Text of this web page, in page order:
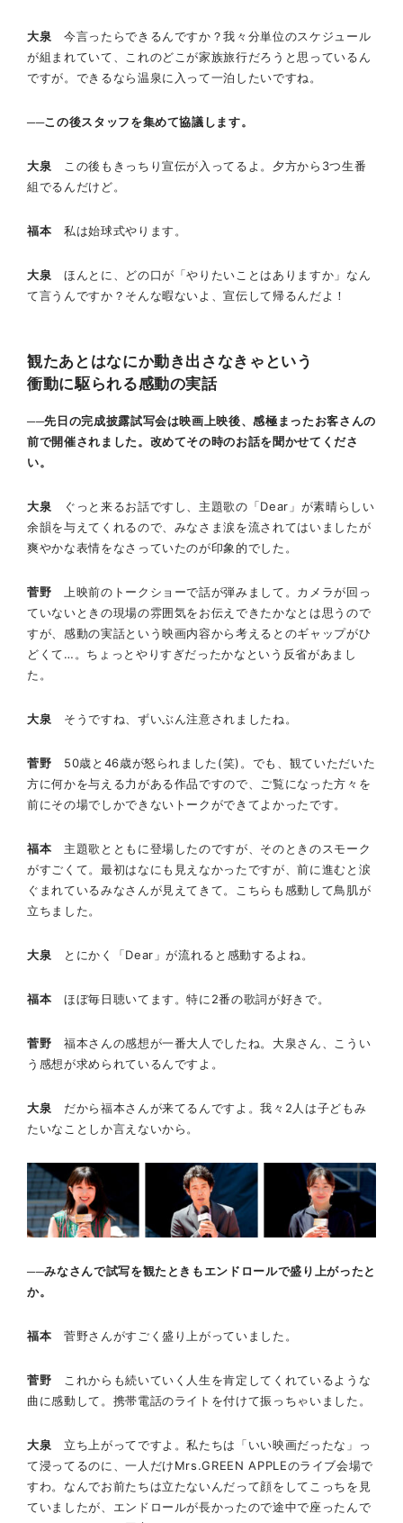
大泉 今言ったらできるんですか？我々分単位のスケジュール
が組まれていて、これのどこが家族旅行だろうと思っているん
ですが。できるなら温泉に入って一泊したいですね。
──この後スタッフを集めて協議します。
大泉 この後もきっちり宣伝が入ってるよ。夕方から3つ生番
組でるんだけど。
福本 私は始球式やります。
大泉 ほんとに、どの口が「やりたいことはありますか」なん
て言うんですか？そんな暇ないよ、宣伝して帰るんだよ！
観たあとはなにか動き出さなきゃという
衝動に駆られる感動の実話
──先日の完成披露試写会は映画上映後、感極まったお客さんの
前で開催されました。改めてその時のお話を聞かせてくださ
い。
大泉 ぐっと来るお話ですし、主題歌の「Dear」が素晴らしい
余韻を与えてくれるので、みなさま涙を流されてはいましたが
爽やかな表情をなさっていたのが印象的でした。
菅野 上映前のトークショーで話が弾みまして。カメラが回っ
ていないときの現場の雰囲気をお伝えできたかなとは思うので
すが、感動の実話という映画内容から考えるとのギャップがひ
どくて…。ちょっとやりすぎだったかなという反省があまし
た。
大泉 そうですね、ずいぶん注意されましたね。
菅野 50歳と46歳が怒られました(笑)。でも、観ていただいた
方に何かを与える力がある作品ですので、ご覧になった方々を
前にその場でしかできないトークができてよかったです。
福本 主題歌とともに登場したのですが、そのときのスモーク
がすごくて。最初はなにも見えなかったですが、前に進むと涙
ぐまれているみなさんが見えてきて。こちらも感動して鳥肌が
立ちました。
大泉 とにかく「Dear」が流れると感動するよね。
福本 ほぼ毎日聴いてます。特に2番の歌詞が好きで。
菅野 福本さんの感想が一番大人でしたね。大泉さん、こうい
う感想が求められているんですよ。
大泉 だから福本さんが来てるんですよ。我々2人は子どもみ
たいなことしか言えないから。
──みなさんで試写を観たときもエンドロールで盛り上がったと
か。
福本 菅野さんがすごく盛り上がっていました。
菅野 これからも続いていく人生を肯定してくれているような
曲に感動して。携帯電話のライトを付けて振っちゃいました。
大泉 立ち上がってですよ。私たちは「いい映画だったな」っ
て浸ってるのに、一人だけMrs.GREEN APPLEのライブ会場で
すわ。なんでお前たちは立たないんだって顔をしてこっちを見
ていましたが、エンドロールが長かったので途中で座ったんで